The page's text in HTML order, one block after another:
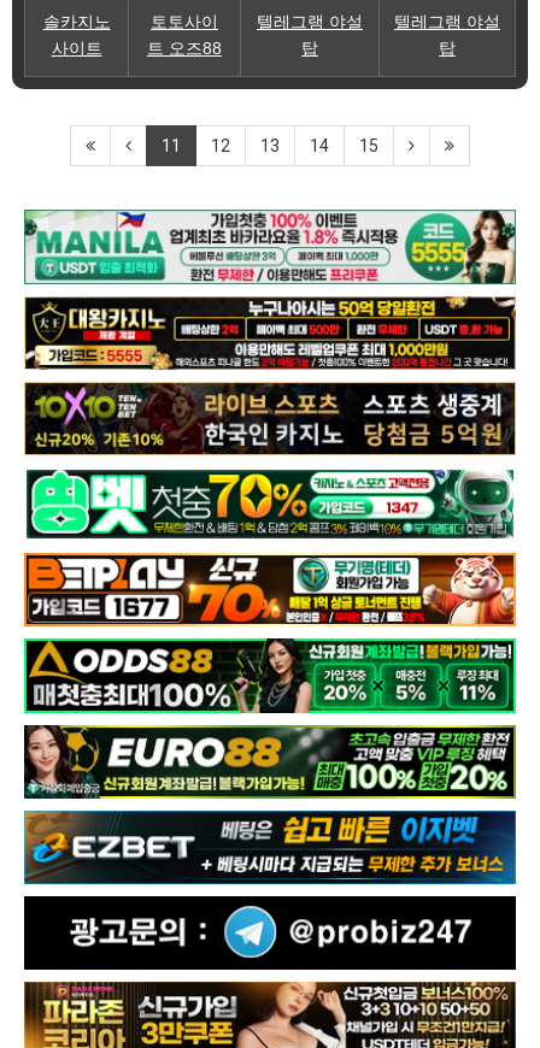
솔카지노
사이트
토토사이
트 오즈88
텔레그램 야설
탑
텔레그램 야설
탑
11 12 13 14 15